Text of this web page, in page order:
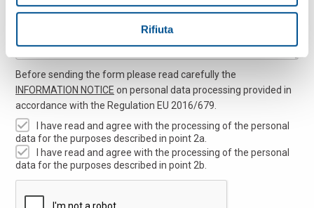
Rifiuta
Before sending the form please read carefully the
INFORMATION NOTICE on personal data processing provided in
accordance with the Regulation EU 2016/679.
I have read and agree with the processing of the personal
data for the purposes described in point 2a.
I have read and agree with the processing of the personal
data for the purposes described in point 2b.